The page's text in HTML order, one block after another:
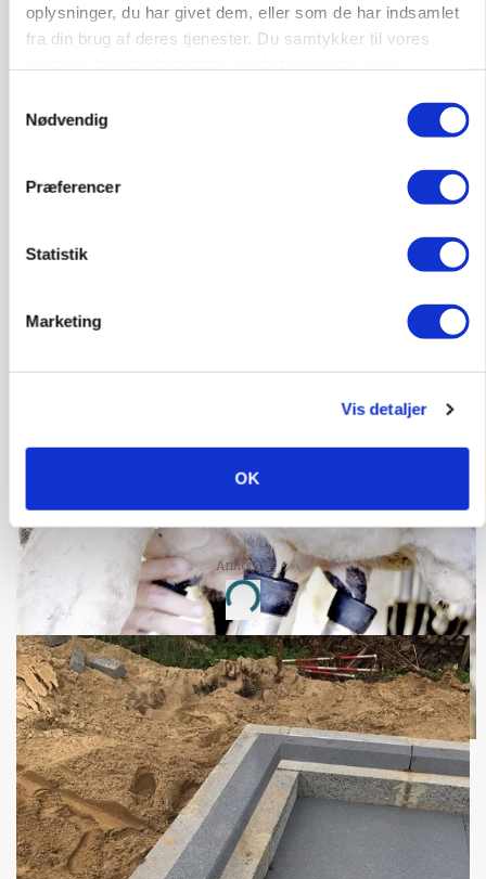
oplysninger, du har givet dem, eller som de har indsamlet
fra din brug af deres tjenester. Du samtykker til vores
Nødvendig
Præferencer
Statistik
Marketing
Vis detaljer
OK
presser markedet
Annonce
Annonce
Annonce
Loading...